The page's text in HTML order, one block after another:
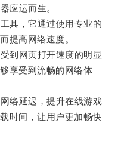
运而生。
，它通过使用专业的
提高网络速度。
网页打开速度的明显
享受到流畅的网络体
络延迟，提升在线游戏
时间，让用户更加畅快